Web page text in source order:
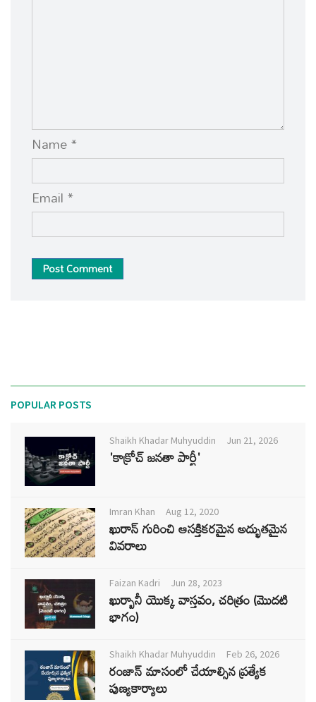
Name *
Email *
Post Comment
POPULAR POSTS
Shaikh Khadar Muhyuddin Jun 21, 2026
'కాక్రోచ్ జనతా పార్టీ'
Imran Khan Aug 12, 2020
ఖురాన్ గురించి ఆసక్తికరమైన అద్భుతమైన
వివరాలు
Faizan Kadri Jun 28, 2023
ఖుర్బానీ యొక్క వాస్తవం, చరిత్రం (మొదటి
భాగం)
Shaikh Khadar Muhyuddin Feb 26, 2026
రంజాన్ మాసంలో చేయాల్సిన ప్రత్యేక
పుణ్యకార్యాలు